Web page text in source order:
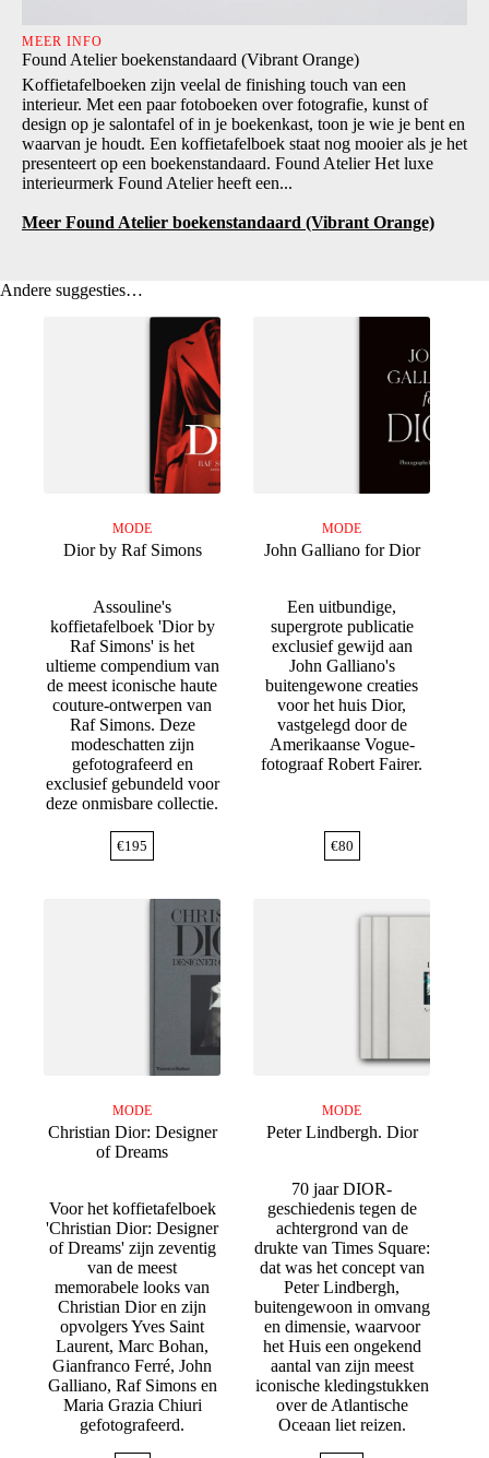
MEER INFO
Found Atelier boekenstandaard (Vibrant Orange)
Koffietafelboeken zijn veelal de finishing touch van een
interieur. Met een paar fotoboeken over fotografie, kunst of
design op je salontafel of in je boekenkast, toon je wie je bent en
waarvan je houdt. Een koffietafelboek staat nog mooier als je het
presenteert op een boekenstandaard. Found Atelier Het luxe
interieurmerk Found Atelier heeft een...
Meer Found Atelier boekenstandaard (Vibrant Orange)
Andere suggesties…
MODE
Dior by Raf Simons
Assouline's
koffietafelboek 'Dior by
Raf Simons' is het
ultieme compendium van
de meest iconische haute
couture-ontwerpen van
Raf Simons. Deze
modeschatten zijn
gefotografeerd en
exclusief gebundeld voor
deze onmisbare collectie.
€195
MODE
John Galliano for Dior
Een uitbundige,
supergrote publicatie
exclusief gewijd aan
John Galliano's
buitengewone creaties
voor het huis Dior,
vastgelegd door de
Amerikaanse Vogue-
fotograaf Robert Fairer.
€80
MODE
Christian Dior: Designer
of Dreams
Voor het koffietafelboek
'Christian Dior: Designer
of Dreams' zijn zeventig
van de meest
memorabele looks van
Christian Dior en zijn
opvolgers Yves Saint
Laurent, Marc Bohan,
Gianfranco Ferré, John
Galliano, Raf Simons en
Maria Grazia Chiuri
gefotografeerd.
MODE
Peter Lindbergh. Dior
70 jaar DIOR-
geschiedenis tegen de
achtergrond van de
drukte van Times Square:
dat was het concept van
Peter Lindbergh,
buitengewoon in omvang
en dimensie, waarvoor
het Huis een ongekend
aantal van zijn meest
iconische kledingstukken
over de Atlantische
Oceaan liet reizen.